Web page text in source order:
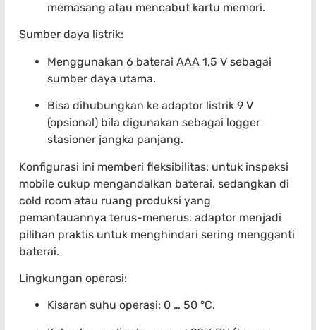
memasang atau mencabut kartu memori.
Sumber daya listrik:
Menggunakan 6 baterai AAA 1,5 V sebagai
sumber daya utama.
Bisa dihubungkan ke adaptor listrik 9 V
(opsional) bila digunakan sebagai logger
stasioner jangka panjang.
Konfigurasi ini memberi fleksibilitas: untuk inspeksi
mobile cukup mengandalkan baterai, sedangkan di
cold room atau ruang produksi yang
pemantauannya terus-menerus, adaptor menjadi
pilihan praktis untuk menghindari sering mengganti
baterai.
Lingkungan operasi:
Kisaran suhu operasi: 0 … 50 °C.